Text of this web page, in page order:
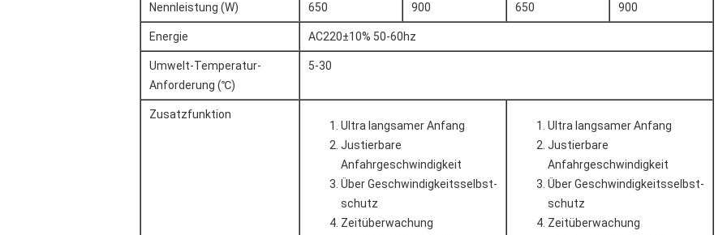
Nennleistung (W) 650 900 650 900
Energie AC220±10% 50-60hz
Umwelt-Temperatur-
Anforderung (℃)
5-30
Zusatzfunktion
Ultra langsamer Anfang
Justierbare
Anfahrgeschwindigkeit
Über Geschwindigkeitsselbst-
schutz
Zeitüberwachung
Ultra langsamer Anfang
Justierbare
Anfahrgeschwindigkeit
Über Geschwindigkeitsselbst-
schutz
Zeitüberwachung